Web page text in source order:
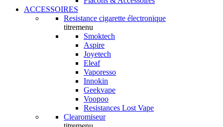
ACCESSOIRES
Resistance cigarette électronique
titremenu
Smoktech
Aspire
Joyetech
Eleaf
Vaporesso
Innokin
Geekvape
Voopoo
Resistances Lost Vape
Clearomiseur